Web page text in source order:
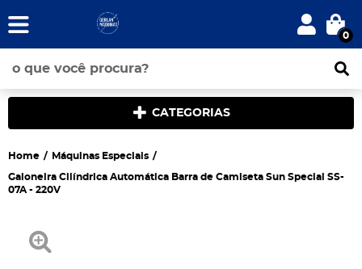
0
CATEGORIAS
Home Máquinas Especiais
Galoneira Cilíndrica Automática Barra de Camiseta Sun Special SS-
07A - 220V